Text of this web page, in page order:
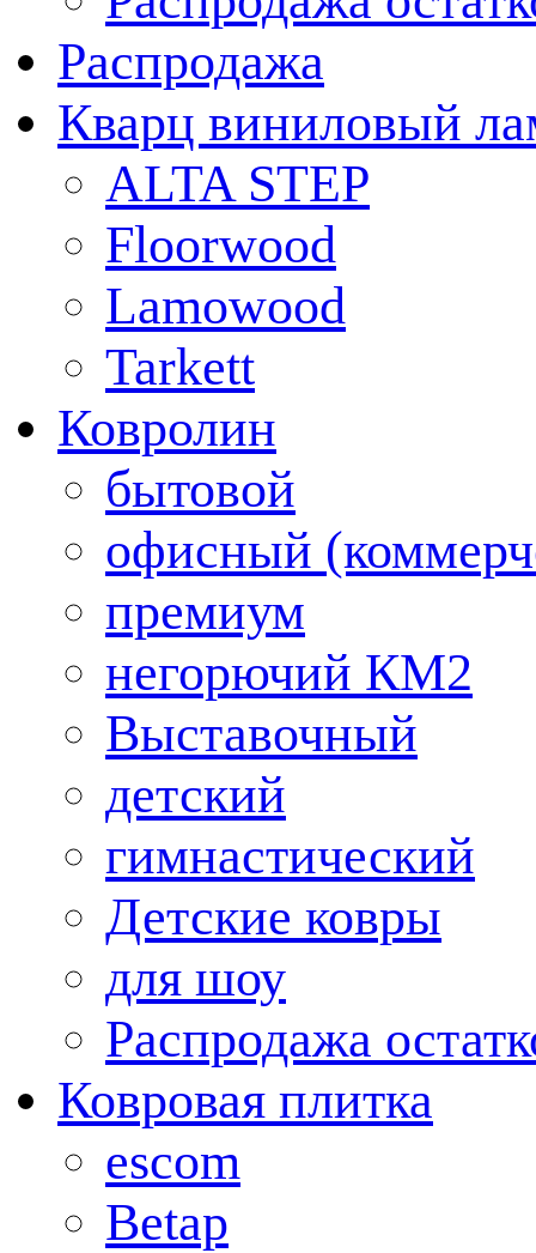
Распродажа
Кварц виниловый
ALTA STEP
Floorwood
Lamowood
Tarkett
Ковролин
бытовой
офисный
премиум
негорючий КМ2
Выставочный
детский
гимнастический
Детские ковры
для шоу
Распродажа
Ковровая плитка
escom
Betap